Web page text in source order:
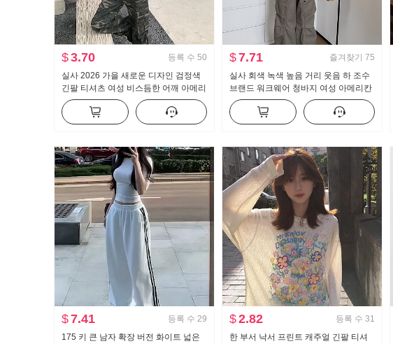
$3.70 등록 수 50
실사 2026 가을 새로운 디자인 검정색
긴팔 티셔츠 여성 비스듬한 어깨 아메리
칸 핫걸 오프숄더 오프숄더 맨위
$7.71 즐겨찾기 75
실사 회색 녹색 높음 거리 웃음 하 조수
브랜드 워크웨어 청바지 여성 아메리칸
레트로 루즈핏 바닥 청소 캐주얼 바지
$7.41 등록 수 29
175 키 큰 남자 확장 버전 화이트 넓은
$2.82 등록 수 31
한 부서 낙서 프린트 캐주얼 긴팔 티셔